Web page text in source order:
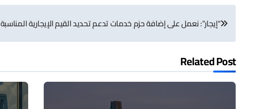
تصفّح
المقالات
“إيجار”: نعمل على إضافة حزم خدمات تدعم تحديد القيم الإيجارية المناسبة
Related Post